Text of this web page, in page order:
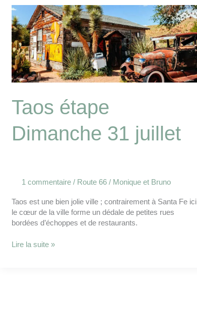
Taos étape
Dimanche 31 juillet
1 commentaire / Route 66/ Monique et Bruno
Taos est une bien jolie ville ; contrairement à Santa Fe ici
le cœur de la ville forme un dédale de petites rues
bordées d’échoppes et de restaurants.
Taos
étape
Dimanche
31
juillet
Lire la suite »